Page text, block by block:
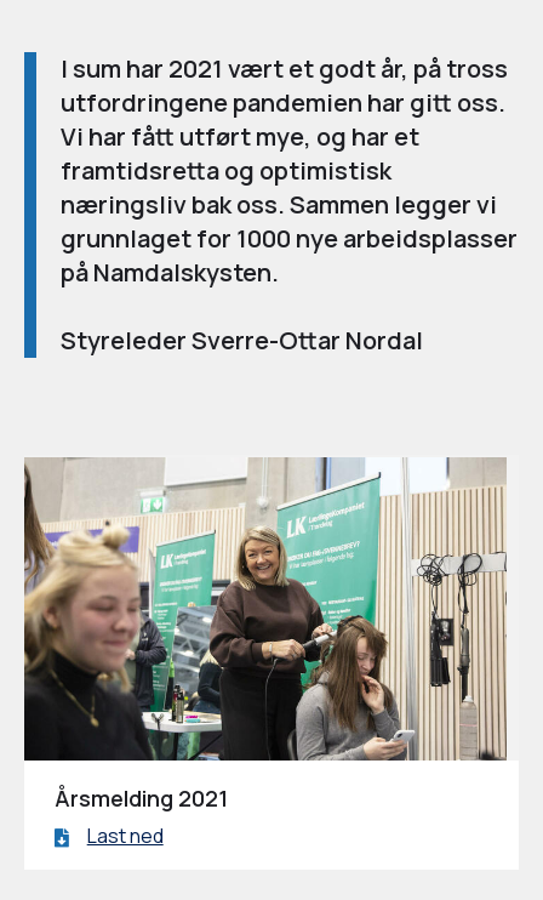
I sum har 2021 vært et godt år, på tross
utfordringene pandemien har gitt oss.
Vi har fått utført mye, og har et
framtidsretta og optimistisk
næringsliv bak oss. Sammen legger vi
grunnlaget for 1000 nye arbeidsplasser
på Namdalskysten.
Styreleder Sverre-Ottar Nordal
Årsmelding 2021
Last ned